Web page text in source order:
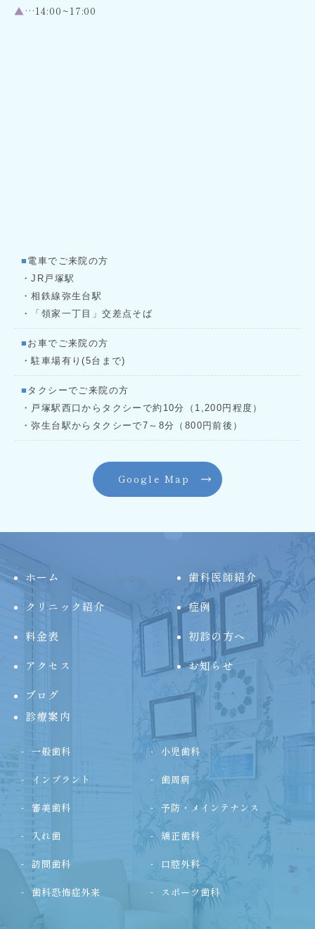
▲ …14:00~17:00
■ 電車でご来院の方
・JR戸塚駅
・相鉄線弥生台駅
・「領家一丁目」交差点そば
■ お車でご来院の方
・駐車場有り(5台まで)
■ タクシーでご来院の方
・戸塚駅西口からタクシーで約10分（1,200円程度）
・弥生台駅からタクシーで7～8分（800円前後）
Google Map
ホーム 歯科医師紹介
クリニック紹介 症例
料金表 初診の方へ
アクセス お知らせ
ブログ
診療案内
一般歯科 小児歯科
インプラント 歯周病
審美歯科 予防・メインテナンス
入れ歯 矯正歯科
訪問歯科 口腔外科
歯科恐怖症外来 スポーツ歯科